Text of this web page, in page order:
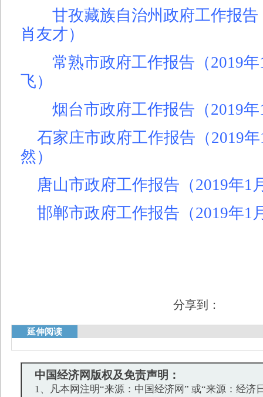
甘孜藏族自治州政府工作报告
肖友才）
常熟市政府工作报告（2019
飞）
烟台市政府工作报告（2019
石家庄市政府工作报告（2019
然）
唐山市政府工作报告（2019年1
邯郸市政府工作报告（2019年1
分享到：
延伸阅读
中国经济网版权及免责声明：
1、凡本网注明“来源：中国经济网” 或“来源：经济